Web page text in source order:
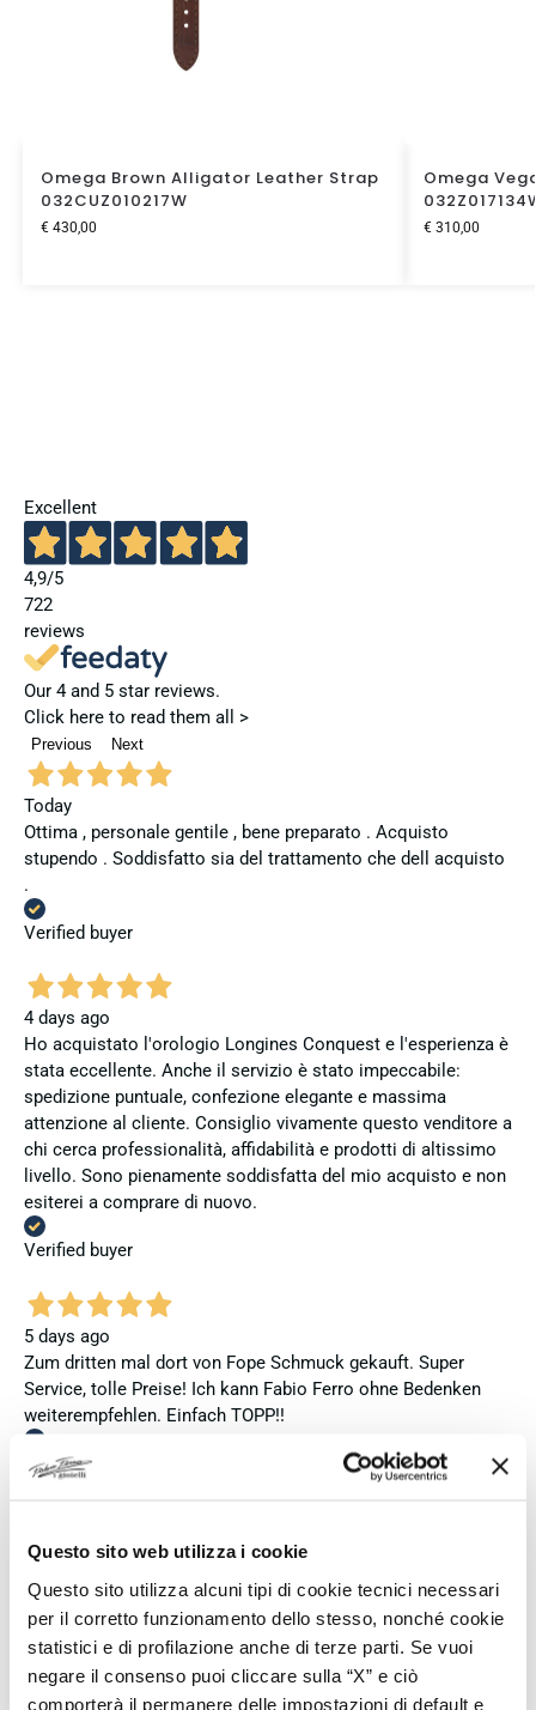
Questo sito web utilizza i cookie
Questo sito utilizza alcuni tipi di cookie tecnici necessari
per il corretto funzionamento dello stesso, nonché cookie
statistici e di profilazione anche di terze parti. Se vuoi
negare il consenso puoi cliccare sulla “X” e ciò
comporterà il permanere delle impostazioni di default e
Omega Brown Alligator Leather Strap
032CUZ010217W
€430,00
Omega
€310,00
Excellent
4,9/5
722
reviews
Our 4 and 5 star reviews.
Click here to read them all >
Previous Next
Today
Ottima , personale gentile , bene preparato . Acquisto
stupendo . Soddisfatto sia del trattamento che dell acquisto
.
Verified buyer
4 days ago
Ho acquistato l'orologio Longines Conquest e l'esperienza è
stata eccellente. Anche il servizio è stato impeccabile:
spedizione puntuale, confezione elegante e massima
attenzione al cliente. Consiglio vivamente questo venditore a
chi cerca professionalità, affidabilità e prodotti di altissimo
livello. Sono pienamente soddisfatta del mio acquisto e non
esiterei a comprare di nuovo.
Verified buyer
5 days ago
Zum dritten mal dort von Fope Schmuck gekauft. Super
Service, tolle Preise! Ich kann Fabio Ferro ohne Bedenken
weiterempfehlen. Einfach TOPP!!
Verified buyer
5 days ago
neu, original und funktioniert einwandfrei. Besonders positiv
hervorheben möchte ich den attraktiven Preis sowie den
vollständig ausgefüllten und abgestempelten internationalen
Seiko-Garantieschein. Der Versand war außerdem schnell.